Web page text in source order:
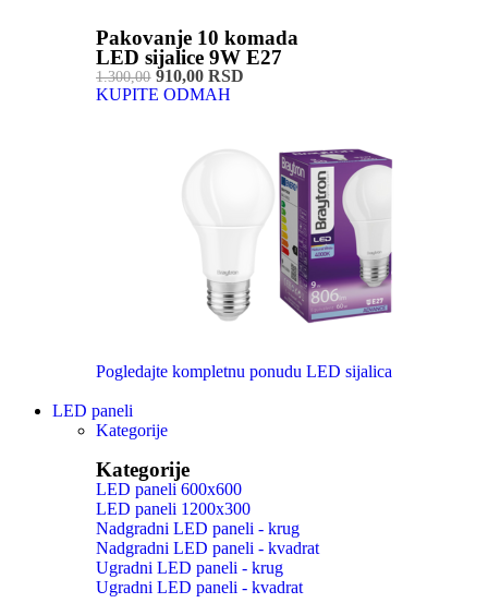
Pakovanje 10 komada
LED sijalice 9W E27
1.300,00910,00 RSD
KUPITE ODMAH
Pogledajte kompletnu ponudu LED sijalica
LED paneli
Kategorije
Kategorije
LED paneli 600x600
LED paneli 1200x300
Nadgradni LED paneli - krug
Nadgradni LED paneli - kvadrat
Ugradni LED paneli - krug
Ugradni LED paneli - kvadrat